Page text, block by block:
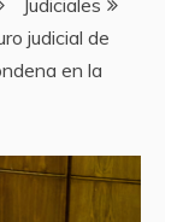
Judiciales
judicial de
en la